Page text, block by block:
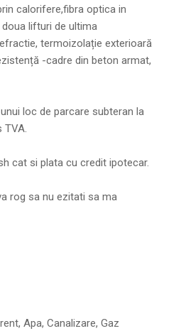
calorifere,fibra optica in
lifturi de ultima
termoizolație exterioară
-cadre din beton armat,
loc de parcare subteran la
TVA.
cat si plata cu credit ipotecar.
rog sa nu ezitati sa ma
Apa, Canalizare, Gaz